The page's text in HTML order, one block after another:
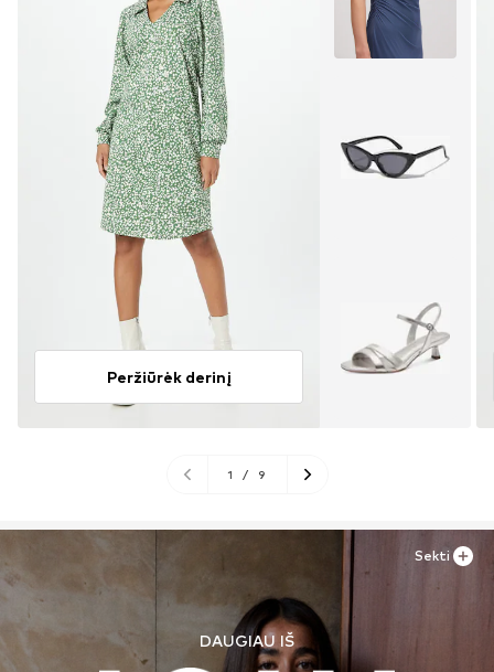
Peržiūrėk derinį
1 / 9
DAUGIAU IŠ
Sekti